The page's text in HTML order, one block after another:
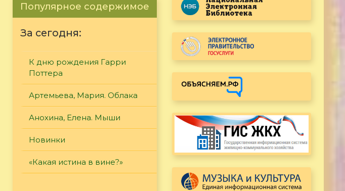
Популярное содержимое
За сегодня:
К дню рождения Гарри
Поттера
Артемьева, Мария. Облака
Анохина, Елена. Мыши
Новинки
«Какая истина в вине?»